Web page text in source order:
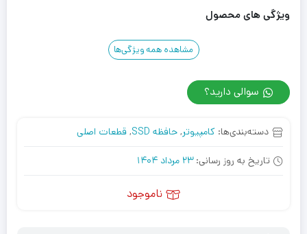
ویژگی های محصول
مشاهده همه ویژگی‌ها
سوالی دارید؟
دسته‌بندی‌ها: کامپیوتر, حافظه SSD , قطعات اصلی
تاریخ به روز رسانی:23 مرداد 1404
ناموجود